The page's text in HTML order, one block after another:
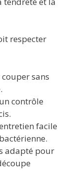
respecter
sans
contrôle
facile
adapté pour